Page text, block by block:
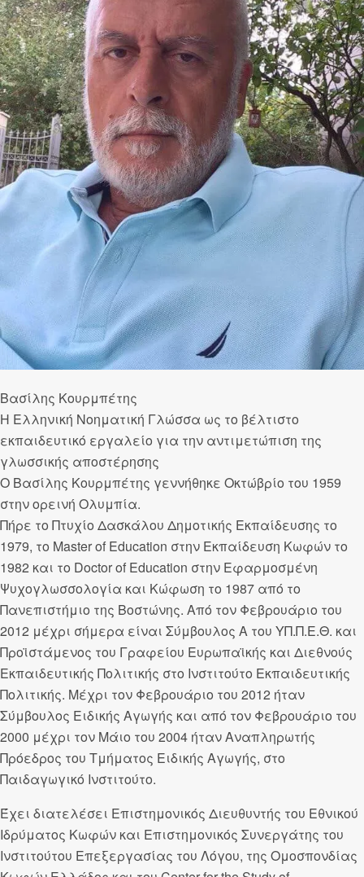
Βασίλης Κουρμπέτης
Η Ελληνική Νοηματική Γλώσσα ως το βέλτιστο
εκπαιδευτικό εργαλείο για την αντιμετώπιση της
γλωσσικής αποστέρησης
O Βασίλης Κουρμπέτης γεννήθηκε Οκτώβρίο του 1959
στην ορεινή Ολυμπία.
Πήρε το Πτυχίο Δασκάλου Δημοτικής Εκπαίδευσης το
1979, το Master of Education στην Εκπαίδευση Κωφών το
1982 και το Doctor of Education στην Εφαρμοσμένη
Ψυχογλωσσολογία και Κώφωση το 1987 από το
Πανεπιστήμιο της Βοστώνης. Από τον Φεβρουάριο του
2012 μέχρι σήμερα είναι Σύμβουλος A του ΥΠ.Π.Ε.Θ. και
Προϊστάμενος του Γραφείου Ευρωπαϊκής και Διεθνούς
Εκπαιδευτικής Πολιτικής στο Ινστιτούτο Εκπαιδευτικής
Πολιτικής. Μέχρι τον Φεβρουάριο του 2012 ήταν
Σύμβουλος Ειδικής Αγωγής και από τον Φεβρουάριο του
2000 μέχρι τον Μάιο του 2004 ήταν Αναπληρωτής
Πρόεδρος του Τμήματος Ειδικής Αγωγής, στο
Παιδαγωγικό Ινστιτούτο.
Έχει διατελέσει Επιστημονικός Διευθυντής του Εθνικού
Ιδρύματος Κωφών και Επιστημονικός Συνεργάτης του
Ινστιτούτου Επεξεργασίας του Λόγου, της Ομοσπονδίας